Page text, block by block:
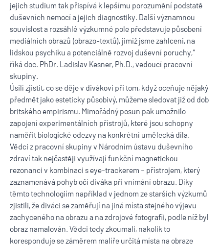
jejich studium tak přispívá k lepšímu porozumění podstatě
duševních nemocí a jejich diagnostiky. Další významnou
souvislost a rozsáhlé výzkumné pole představuje působení
mediálních obrazů (obrazo-textů), jimiž jsme zahlceni, na
lidskou psychiku a potenciálně rozvoj duševní poruchy,“
říká doc. PhDr. Ladislav Kesner, Ph.D., vedoucí pracovní
skupiny.
Úsilí zjistit, co se děje v divákovi při tom, když oceňuje nějaký
předmět jako esteticky působivý, můžeme sledovat již od dob
britského empirismu. Mimořádný posun pak umožnilo
zapojení experimentálních přístrojů, které jsou schopny
naměřit biologické odezvy na konkrétní umělecká díla.
Vědci z pracovní skupiny v Národním ústavu duševního
zdraví tak nejčastěji využívají funkční magnetickou
rezonanci v kombinaci s eye-trackerem – přístrojem, který
zaznamenává pohyb očí diváka při vnímání obrazu. Díky
těmto technologiím například v jednom ze starších výzkumů
zjistili, že diváci se zaměřují na jiná místa stejného výjevu
zachyceného na obrazu a na zdrojové fotografii, podle níž byl
obraz namalován. Vědci tedy zkoumali, nakolik to
koresponduje se záměrem malíře určitá místa na obraze